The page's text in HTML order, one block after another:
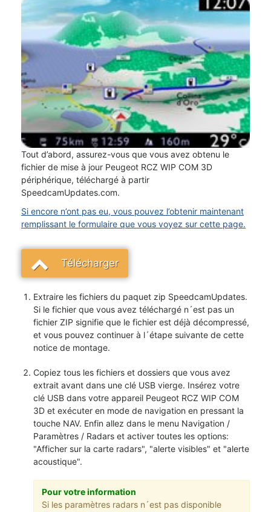
Tout d’abord, assurez-vous que vous avez obtenu le
fichier de mise à jour Peugeot RCZ WIP COM 3D
périphérique, téléchargé à partir
SpeedcamUpdates.com.
Si encore n’ont pas eu, vous pouvez l’obtenir maintenant
remplissant le formulaire que vous voyez sur cette page.
Télécharger
Extraire les fichiers du paquet zip SpeedcamUpdates.
Si le fichier que vous avez téléchargé n´est pas un
fichier ZIP signifie que le fichier est déjà décompressé,
et vous pouvez continuer à l´étape suivante de cette
notice de montage.
Copiez tous les fichiers et dossiers que vous avez
extrait avant dans une clé USB vierge. Insérez votre
clé USB dans votre appareil Peugeot RCZ WIP COM
3D et exécuter en mode de navigation en pressant la
touche NAV. Enfin allez dans le menu Navigation /
Paramètres / Radars et activer toutes les options:
"Afficher sur la carte radars", "alerte visibles" et "alerte
acoustique".
Pour votre information
Si les paramètres radars n´est pas disponible